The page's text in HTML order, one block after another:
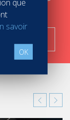
que
savoir
OK